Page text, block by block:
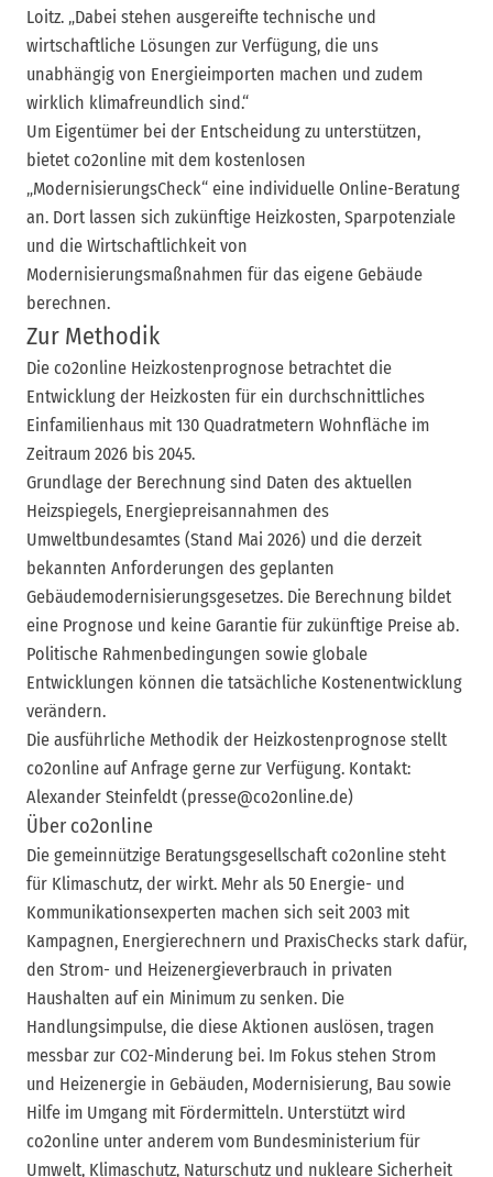
Loitz. „Dabei stehen ausgereifte technische und
wirtschaftliche Lösungen zur Verfügung, die uns
unabhängig von Energieimporten machen und zudem
wirklich klimafreundlich sind.“
Um Eigentümer bei der Entscheidung zu unterstützen,
bietet co2online mit dem kostenlosen
„ModernisierungsCheck“ eine individuelle Online-Beratung
an. Dort lassen sich zukünftige Heizkosten, Sparpotenziale
und die Wirtschaftlichkeit von
Modernisierungsmaßnahmen für das eigene Gebäude
berechnen.
Zur Methodik
Die co2online Heizkostenprognose betrachtet die
Entwicklung der Heizkosten für ein durchschnittliches
Einfamilienhaus mit 130 Quadratmetern Wohnfläche im
Zeitraum 2026 bis 2045.
Grundlage der Berechnung sind Daten des aktuellen
Heizspiegels, Energiepreisannahmen des
Umweltbundesamtes (Stand Mai 2026) und die derzeit
bekannten Anforderungen des geplanten
Gebäudemodernisierungsgesetzes. Die Berechnung bildet
eine Prognose und keine Garantie für zukünftige Preise ab.
Politische Rahmenbedingungen sowie globale
Entwicklungen können die tatsächliche Kostenentwicklung
verändern.
Die ausführliche Methodik der Heizkostenprognose stellt
co2online auf Anfrage gerne zur Verfügung. Kontakt:
Alexander Steinfeldt (presse@co2online.de)
Über co2online
Die gemeinnützige Beratungsgesellschaft co2online steht
für Klimaschutz, der wirkt. Mehr als 50 Energie- und
Kommunikationsexperten machen sich seit 2003 mit
Kampagnen, Energierechnern und PraxisChecks stark dafür,
den Strom- und Heizenergieverbrauch in privaten
Haushalten auf ein Minimum zu senken. Die
Handlungsimpulse, die diese Aktionen auslösen, tragen
messbar zur CO2-Minderung bei. Im Fokus stehen Strom
und Heizenergie in Gebäuden, Modernisierung, Bau sowie
Hilfe im Umgang mit Fördermitteln. Unterstützt wird
co2online unter anderem vom Bundesministerium für
Umwelt, Klimaschutz, Naturschutz und nukleare Sicherheit